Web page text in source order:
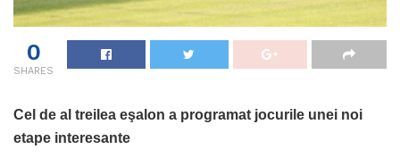
0
SHARES
Cel de al treilea eşalon a programat jocurile unei noi
etape interesante